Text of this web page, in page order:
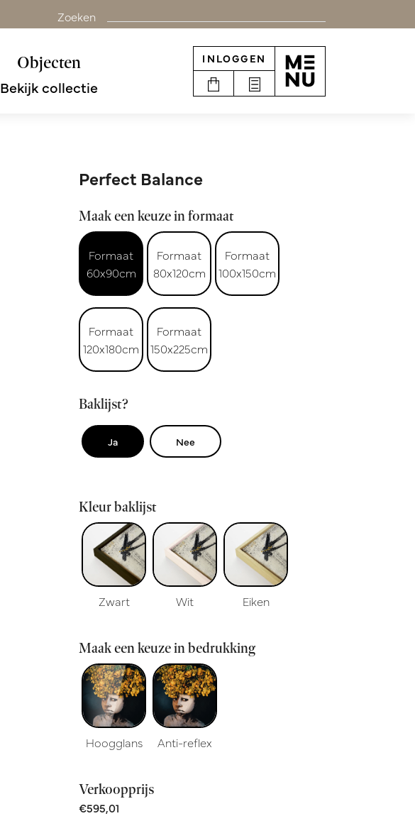
Zoeken
Objecten
Bekijk collectie
INLOGGEN
Perfect Balance
Maak een keuze in formaat
Formaat
60x90cm
Formaat
80x120cm
Formaat
100x150cm
Formaat
120x180cm
Formaat
150x225cm
Baklijst?
Ja Nee
Kleur baklijst
Zwart Wit Eiken
Maak een keuze in bedrukking
Hoogglans Anti-reflex
Verkoopprijs
€595,01